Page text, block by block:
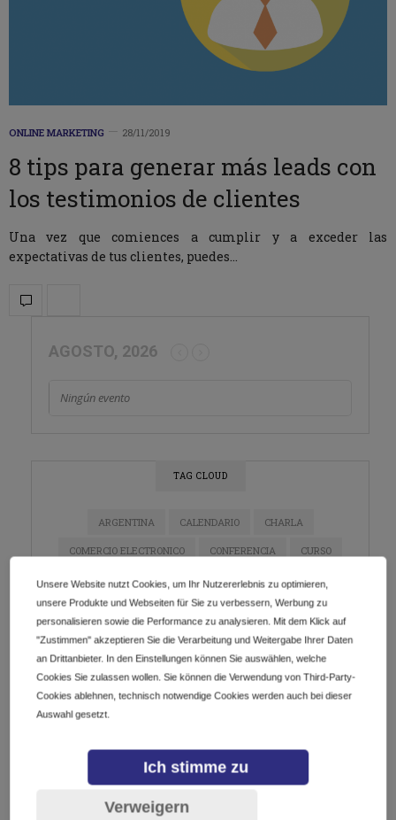
ONLINE MARKETING 28/11/2019
8 tips para generar más leads con
los testimonios de clientes
Una vez que comiences a cumplir y a exceder las
expectativas de tus clientes, puedes…
AGOSTO, 2026
Ningún evento
TAG CLOUD
ARGENTINA CALENDARIO CHARLA
COMERCIO ELECTRONICO CONFERENCIA CURSO
DIGITALIZACIÓN DOMINIOS E-COMMERCE
ECOMMERCE EMPRENDEDORES EMPRENDIMIENTO
ESTRATEGIA DE MARKETING EVENTO
EVENTO EN LÍNEA EVENTOS GETDOTLTDA
GETDOTSRL ICANN INDUSTRIA DE DOMINIOS
INNOVACIÓN
MARKETING MARKETING DE CONTENIDO
MARKETING DIGITAL MÉXICO
NETWORKING PYMES
Unsere Website nutzt Cookies, um Ihr Nutzererlebnis zu optimieren,
unsere Produkte und Webseiten für Sie zu verbessern, Werbung zu
personalisieren sowie die Performance zu analysieren. Mit dem Klick auf
"Zustimmen" akzeptieren Sie die Verarbeitung und Weitergabe Ihrer Daten
an Drittanbieter. In den Einstellungen können Sie auswählen, welche
Cookies Sie zulassen wollen. Sie können die Verwendung von Third-Party-
Cookies ablehnen, technisch notwendige Cookies werden auch bei dieser
Auswahl gesetzt.
Ich stimme zu
Verweigern